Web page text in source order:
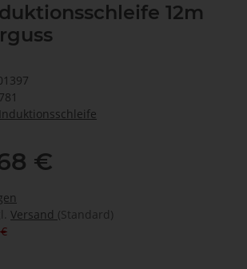
12m
€
Versand (Standard)